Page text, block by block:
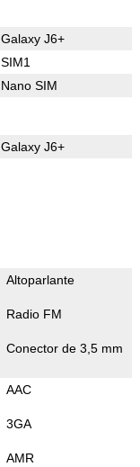
Galaxy J6+
SIM1
Nano SIM
Galaxy J6+
Altoparlante
Radio FM
Conector de 3,5 mm
AAC
3GA
AMR